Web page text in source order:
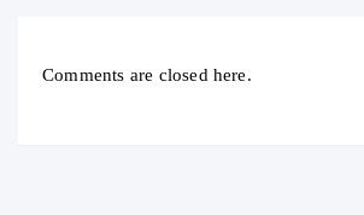
Comments are closed here.